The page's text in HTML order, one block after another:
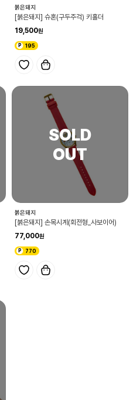
붉은돼지
[붉은돼지] 슈혼(구두주걱) 키홀더
19,500
195
붉은돼지
[붉은돼지] 손목시계(회전형_사보이어)
77,000
770